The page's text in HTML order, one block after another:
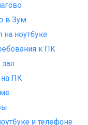
в Зум
на ноутбуке
к ПК
на ПК
и телефоне